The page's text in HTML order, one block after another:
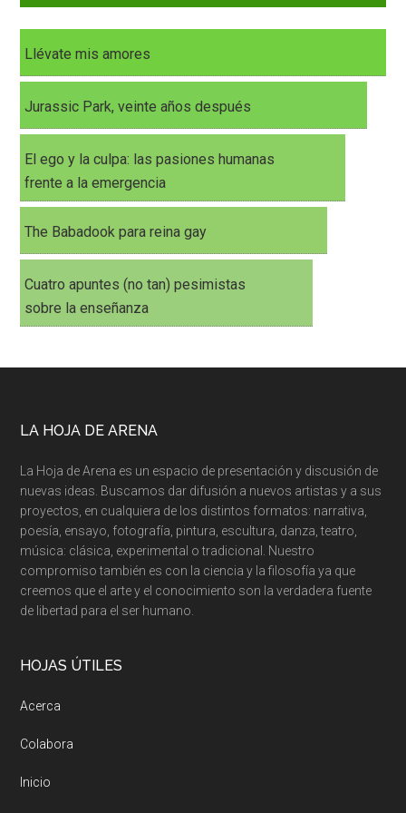
Llévate mis amores
Jurassic Park, veinte años después
El ego y la culpa: las pasiones humanas
frente a la emergencia
The Babadook para reina gay
Cuatro apuntes (no tan) pesimistas
sobre la enseñanza
LA HOJA DE ARENA
La Hoja de Arena es un espacio de presentación y discusión de
nuevas ideas. Buscamos dar difusión a nuevos artistas y a sus
proyectos, en cualquiera de los distintos formatos: narrativa,
poesía, ensayo, fotografía, pintura, escultura, danza, teatro,
música: clásica, experimental o tradicional. Nuestro
compromiso también es con la ciencia y la filosofía ya que
creemos que el arte y el conocimiento son la verdadera fuente
de libertad para el ser humano.
HOJAS ÚTILES
Acerca
Colabora
Inicio